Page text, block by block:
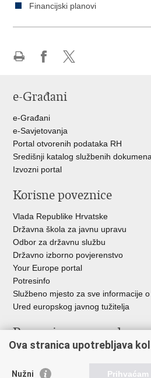
Financijski planovi
FacebookuTwitteru
e-Građani
e-Građani
e-Savjetovanja
Portal otvorenih podataka RH
Središnji katalog službenih
Izvozni portal
Korisne poveznice
Vlada Republike Hrvatske
Državna škola za javnu upravu
Odbor za državnu službu
Državno izborno povjerenstvo
Your Europe portal
Potresinfo
Službeno mjesto za sve informacije
Ured europskog javnog tužitelja
Poveznice pravosudnog
Državno odvjetništvo
Ova stranica upotrebljava
Nužni Prihvaćam